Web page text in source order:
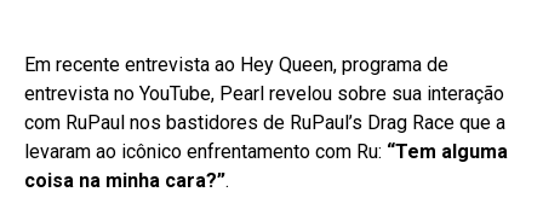
Em recente entrevista ao Hey Queen, programa de
entrevista no YouTube, Pearl revelou sobre sua interação
com RuPaul nos bastidores de RuPaul’s Drag Race que a
levaram ao icônico enfrentamento com Ru: “Tem alguma
coisa na minha cara?”.